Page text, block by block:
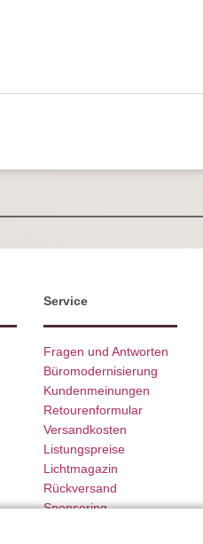
Service
Fragen und Antworten
Büromodernisierung
Kundenmeinungen
Retourenformular
Versandkosten
Listungspreise
Lichtmagazin
Rückversand
Sponsoring